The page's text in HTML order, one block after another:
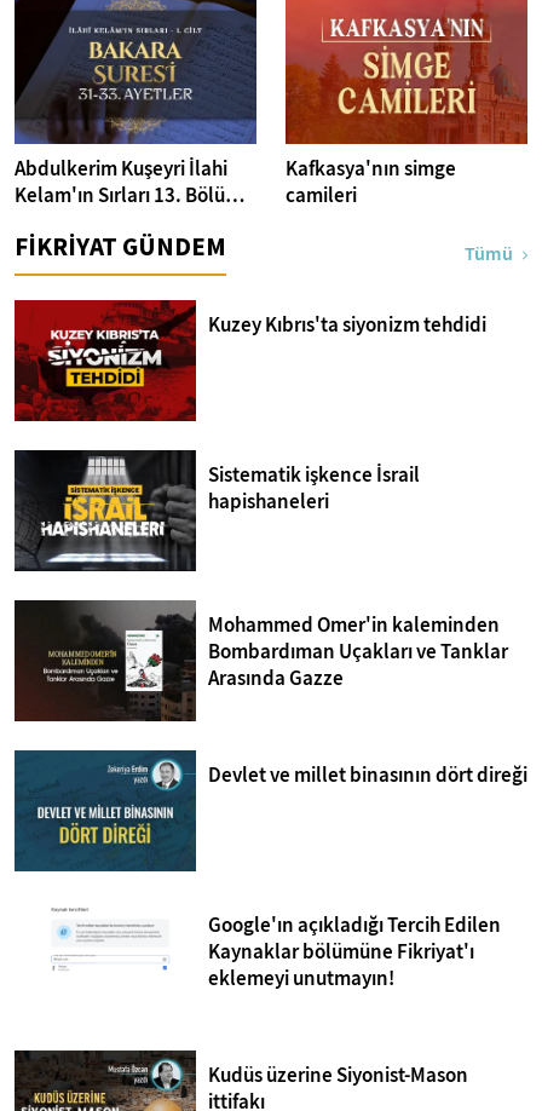
Abdulkerim Kuşeyri İlahi
Kelam'ın Sırları 13. Bölüm I
Ayetler Tefsiri
Kafkasya'nın simge
camileri
FİKRİYAT GÜNDEM Tümü
Kuzey Kıbrıs'ta siyonizm tehdidi
Sistematik işkence İsrail
hapishaneleri
Mohammed Omer'in kaleminden
Bombardıman Uçakları ve Tanklar
Arasında Gazze
Devlet ve millet binasının dört direği
Google'ın açıkladığı Tercih Edilen
Kaynaklar bölümüne Fikriyat'ı
eklemeyi unutmayın!
Kudüs üzerine Siyonist-Mason
ittifakı